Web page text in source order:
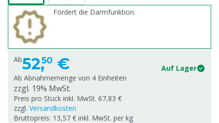
Fördert die Darmfunktion.
Ab52,50 €
Auf Lager
Ab Abnahmemenge von 4 Einheiten
zzgl. 19% MwSt.
Preis pro Stück inkl. MwSt. 67,83 €
zzgl. Versandkosten
Bruttopreis: 13,57 € inkl. MwSt. per kg